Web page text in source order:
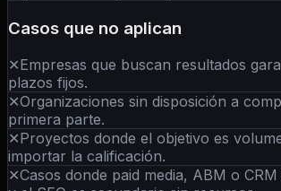
Casos que no aplican
✕Empresas que buscan resultados
plazos fijos.
✕Organizaciones sin disposición a
primera parte.
✕Proyectos donde el objetivo es
importar la calificación.
✕Casos donde paid media, ABM o